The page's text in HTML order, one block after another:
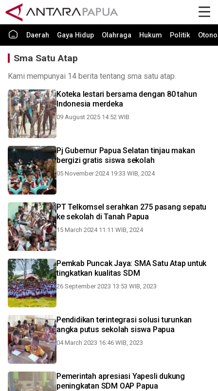
Daerah Gaya Hidup Olahraga Hukum Politik
Sma Satu Atap
Kami mempunyai 14 berita tentang sma satu atap.
Koteka lestari bersama dengan 80 tahun
Indonesia merdeka
09 August 2025 14:52 WIB
Pj Gubernur Papua Selatan tinjau makan
bergizi gratis siswa sekolah
05 November 2024 19:33 WIB, 2024
PT Telkomsel serahkan 275 pasang sepatu
ke sekolah di Tanah Papua
15 March 2024 11:11 WIB, 2024
Pemkab Puncak Jaya: SMA Satu Atap untuk
tingkatkan kualitas SDM
26 September 2023 13:53 WIB, 2023
Pendidikan terintegrasi solusi turunkan
angka putus sekolah siswa Papua
04 March 2023 16:46 WIB, 2023
Pemerintah apresiasi Yapesli dukung
peningkatan SDM OAP Papua